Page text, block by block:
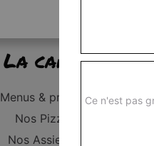
La carte
Menus & promos
Nos Pizzas
Nos Assiettes
Ce n'est pas